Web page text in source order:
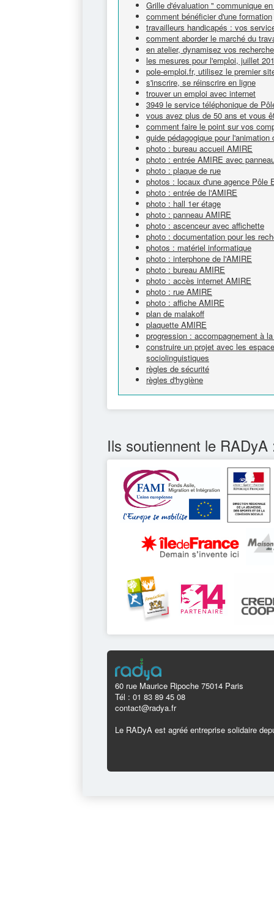
Grille d'évaluation " communique
comment bénéficier d'une formation
travailleurs handicapés : vos
comment aborder le marché du
en atelier, dynamisez vos
les mesures pour l'emploi, juillet
pole-emploi.fr, utilisez le premier
s'inscrire, se réinscrire en ligne
trouver un emploi avec internet
3949 le service téléphonique de
vous avez plus de 50 ans et vous
comment faire le point sur vos
guide pédagogique pour
photo : bureau accueil AMIRE
photo : entrée AMIRE avec
photo : plaque de rue
photos : locaux d'une agence Pôle
photo : entrée de l'AMIRE
photo : hall 1er étage
photo : panneau AMIRE
photo : ascenceur avec affichette
photo : documentation pour les
photos : matériel informatique
photo : interphone de l'AMIRE
photo : bureau AMIRE
photo : accès internet AMIRE
photo : rue AMIRE
photo : affiche AMIRE
plan de malakoff
plaquette AMIRE
progression : accompagnement à
construire un projet avec les
sociolinguistiques
règles de sécurité
règles d'hygiène
Ils soutiennent le RADyA
60 rue Maurice Ripoche 75014 Paris
Tél : 01 83 89 45 08
contact@radya.fr
Le RADyA est agréé entreprise solidaire